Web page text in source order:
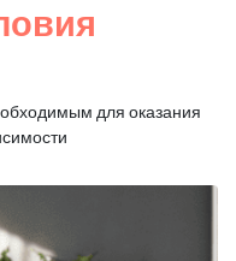
для оказания